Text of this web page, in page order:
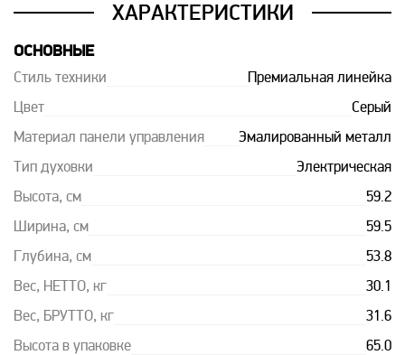
ХАРАКТЕРИСТИКИ
ОСНОВНЫЕ
Стиль техники Премиальная линейка
Цвет Серый
Материал панели управления Эмалированный металл
Тип духовки Электрическая
Высота, см 59.2
Ширина, см 59.5
Глубина, см 53.8
Вес, НЕТТО, кг 30.1
Вес, БРУТТО, кг 31.6
Высота в упаковке 65.0